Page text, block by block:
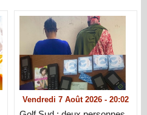
Vendredi 7 Août 2026 - 20:02